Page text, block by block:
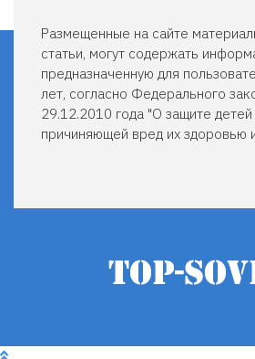
Размещенные на сайте
статьи, могут содержать
предназначенную для
лет, согласно Федерального
29.12.2010 года "О защите
причиняющей вред их здоровью